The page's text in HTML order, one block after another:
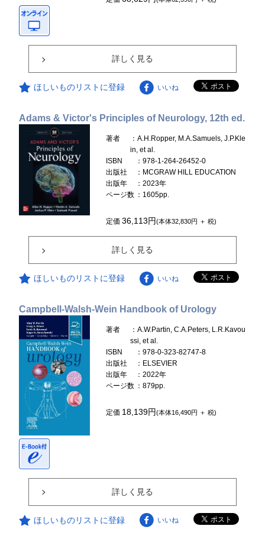
詳しく見る
ほしいものリストに登録 いいね
Adams & Victor's Principles of Neurology, 12th ed.
著者
：A.H.Ropper, M.A.Samuels, J.P.Kle
in, et al.
ISBN
：978-1-264-26452-0
出版社
：MCGRAW HILL EDUCATION
出版年
：2023年
ページ数 ：1605pp.
定価36,113円(本体32,830円 ＋ 税)
詳しく見る
ほしいものリストに登録 いいね
Campbell-Walsh-Wein Handbook of Urology
著者
：A.W.Partin, C.A.Peters, L.R.Kavou
ssi, et al.
ISBN
：978-0-323-82747-8
出版社
：ELSEVIER
出版年
：2022年
ページ数 ：879pp.
定価 18,139円(本体16,490円 ＋ 税)
詳しく見る
ほしいものリストに登録 いいね